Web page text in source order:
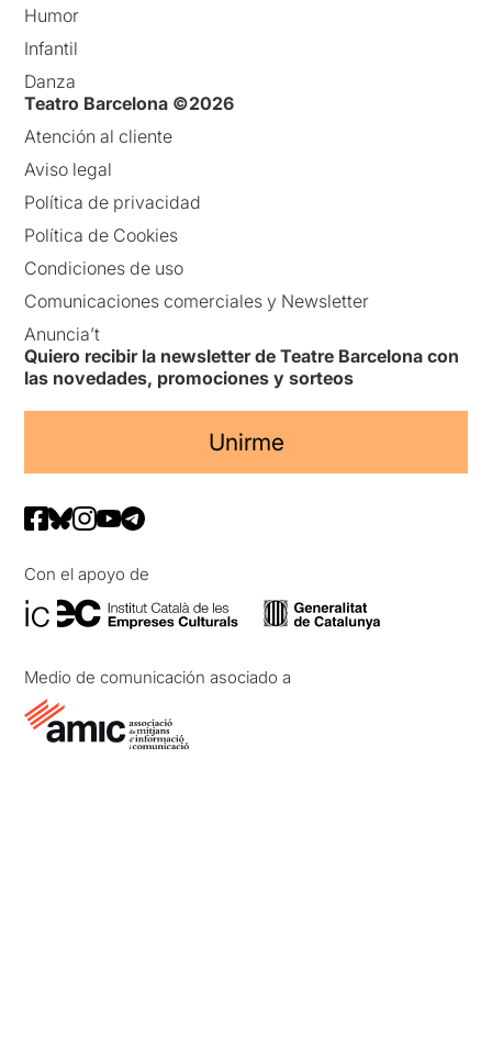
Humor
Infantil
Danza
Teatro Barcelona ©2026
Atención al cliente
Aviso legal
Política de privacidad
Política de Cookies
Condiciones de uso
Comunicaciones comerciales y Newsletter
Anuncia’t
Quiero recibir la newsletter de Teatre Barcelona con
las novedades, promociones y sorteos
Unirme
Con el apoyo de
Medio de comunicación asociado a